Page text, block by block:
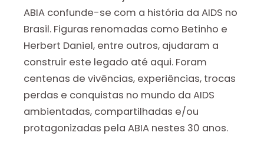
ABIA confunde-se com a história da AIDS no
Brasil. Figuras renomadas como Betinho e
Herbert Daniel, entre outros, ajudaram a
construir este legado até aqui. Foram
centenas de vivências, experiências, trocas
perdas e conquistas no mundo da AIDS
ambientadas, compartilhadas e/ou
protagonizadas pela ABIA nestes 30 anos.